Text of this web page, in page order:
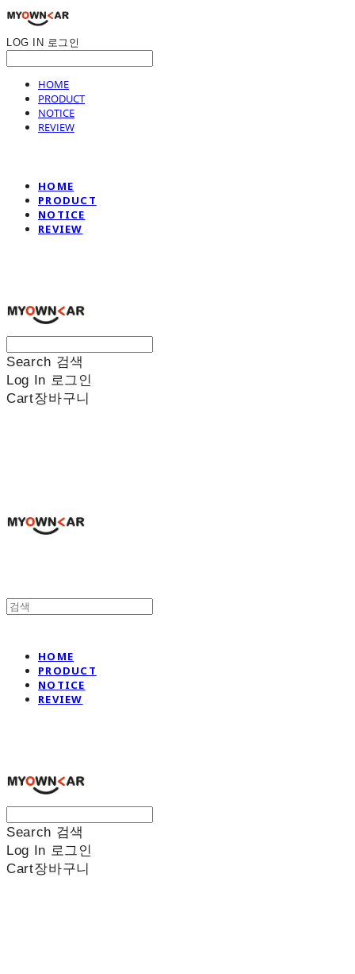
LOG IN 로그인
HOME
PRODUCT
NOTICE
REVIEW
HOME
PRODUCT
NOTICE
REVIEW
Search 검색
Log In 로그인
Cart장바구니
HOME
PRODUCT
NOTICE
REVIEW
Search 검색
Log In 로그인
Cart장바구니